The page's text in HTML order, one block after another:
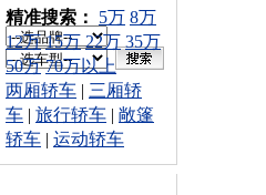
车型搜索：
精准搜索： 5万 8万
12万 15万 22万 35万
50万 70万以上
两厢轿车 | 三厢轿
车 | 旅行轿车 | 敞篷
轿车 | 运动轿车